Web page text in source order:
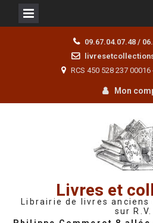
09.67.04.07.48 /
RCS 450 528 237
Mon
Livres et
Librairie de livres anciens
sur R.V.